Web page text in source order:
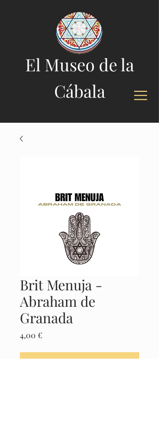
El Museo de la
Cábala
Brit Menuja -
Abraham de
Granada
4,00 €Precio
Agregar al carrito